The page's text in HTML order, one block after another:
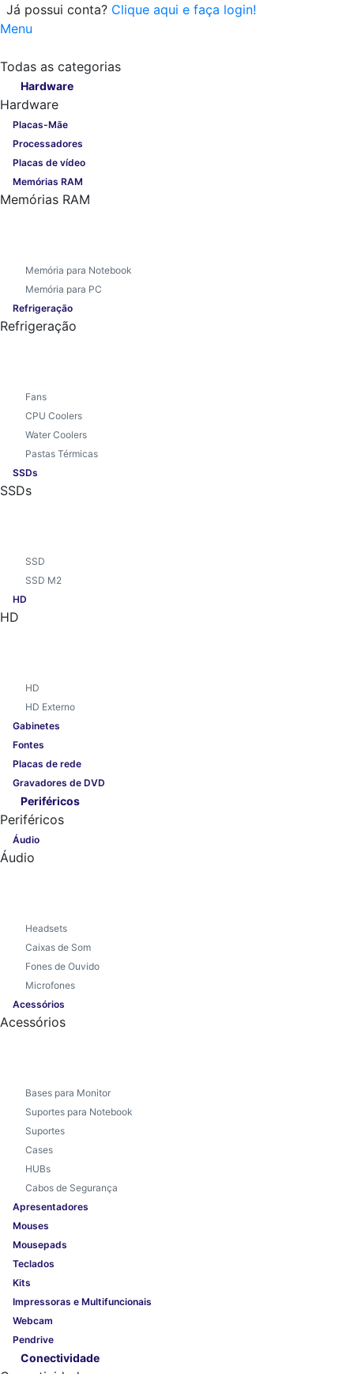
Já possui conta? Clique aqui e faça login!
Menu
Todas as categorias
Hardware
Hardware
Placas-Mãe
Processadores
Placas de vídeo
Memórias RAM
Memórias RAM
Memória para Notebook
Memória para PC
Refrigeração
Refrigeração
Fans
CPU Coolers
Water Coolers
Pastas Térmicas
SSDs
SSDs
SSD
SSD M2
HD
HD
HD
HD Externo
Gabinetes
Fontes
Placas de rede
Gravadores de DVD
Periféricos
Periféricos
Áudio
Áudio
Headsets
Caixas de Som
Fones de Ouvido
Microfones
Acessórios
Acessórios
Bases para Monitor
Suportes para Notebook
Suportes
Cases
HUBs
Cabos de Segurança
Apresentadores
Mouses
Mousepads
Teclados
Kits
Impressoras e Multifuncionais
Webcam
Pendrive
Conectividade